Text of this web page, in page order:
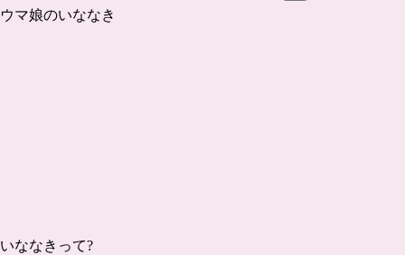
ウマ娘のいななき
いななきって?